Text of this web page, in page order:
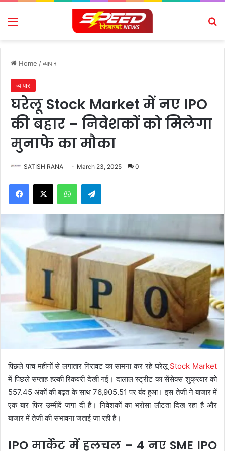
Menu
Home /व्यापार
व्यापार
घरेलू Stock Market में नए IPO
की बहार – निवेशकों को मिलेगा
मुनाफे का मौका
SATISH RANA March 23, 2025 0
Facebook
X WhatsAppTelegram
पिछले पांच महीनों से लगातार गिरावट का सामना कर रहे घरेलू Stock Market
में पिछले सप्ताह हल्की रिकवरी देखी गई। दालाल स्ट्रीट का सेंसेक्स शुक्रवार को
557.45 अंकों की बढ़त के साथ 76,905.51 पर बंद हुआ। इस तेजी ने बाजार में
एक बार फिर उम्मीदें जगा दी हैं। निवेशकों का भरोसा लौटता दिख रहा है और
बाजार में तेजी की संभावना जताई जा रही है।
IPO मार्केट में हलचल – 4 नए SME IPO